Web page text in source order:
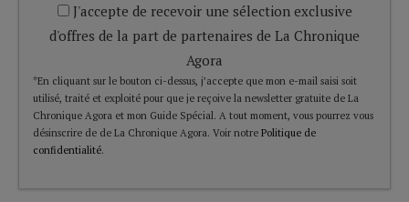
J'accepte de recevoir une sélection exclusive
d'offres de la part de partenaires de La Chronique
Agora
*En cliquant sur le bouton ci-dessus, j’accepte que mon e-mail saisi soit
utilisé, traité et exploité pour que je reçoive la newsletter gratuite de La
Chronique Agora et mon Guide Spécial. A tout moment, vous pourrez vous
désinscrire de de La Chronique Agora. Voir notre Politique de
confidentialité.